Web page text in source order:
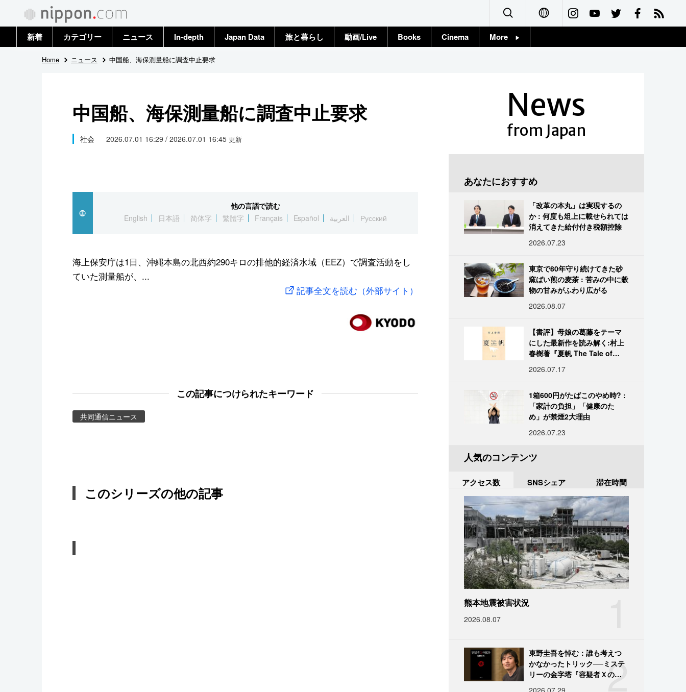
Français
新着 カテゴリー
政治・外交
国際
科学・技術
暮らし
ニュース
トップ
In-depth Japan Data 旅と暮らし 動画/Live Books Cinema More
Home ニュース 中国船、海保測量船に調査中止要求
中国船、海保測量船に調査中止要求
社会 2026.07.01 16:29 / 2026.07.01 16:45 更新
他の言語で読む
English
日本語 简体字 繁體字 Français Español العربية Русский
海上保安庁は1日、沖縄本島の北西約290キロの排他的経済水域（EEZ）で調査活動をし
ていた測量船が、...
記事全文を読む（外部サイト）
この記事につけられたキーワード
共同通信ニュース
このシリーズの他の記事
News
from Japan
あなたにおすすめ
「改革の本丸」は実現するの
か : 何度も俎上に載せられては
消えてきた給付付き税額控除
2026.07.23
東京で80年守り続けてきた砂
窯ばい煎の麦茶 : 苦みの中に穀
物の甘みがふわり広がる
2026.08.07
【書評】母娘の葛藤をテーマ
にした最新作を読み解く:村上
春樹著『夏帆 The Tale of
2026.07.17
1箱600円がたばこのやめ時? :
「家計の負担」「健康のた
め」が禁煙2大理由
2026.07.23
人気のコンテンツ
アクセス数 SNSシェア 滞在時間
熊本地震被害状況
2026.08.07
2
東野圭吾を悼む：誰も考えつ
かなかったトリック──ミステ
リーの金字塔『容疑者Ｘの献
2026.07.29